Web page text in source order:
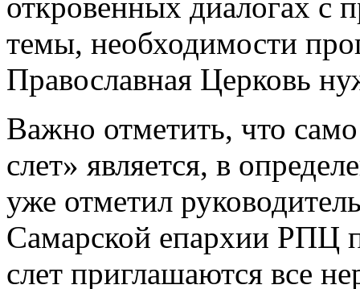
темы, необходимости
Православная Церковь
Важно отметить, что
слет» является, в
уже отметил
Самарской епархии РПЦ
слет приглашаются все